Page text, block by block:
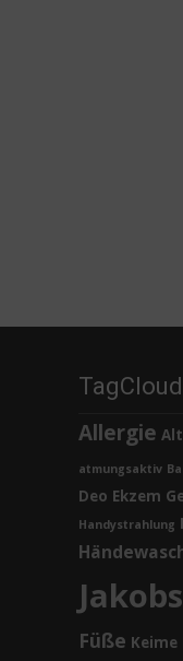
TagCloud
Allergie
atmungsaktiv
Deo Ekzem
Handystrahlung
Füße Keime